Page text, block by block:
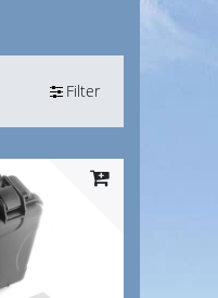
Filter